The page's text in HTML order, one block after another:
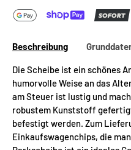
Beschreibung
Die Scheibe ist ein schönes
humorvolle Weise an das
am Steuer ist lustig und
robustem Kunststoff
befestigt werden. Zum
Einkaufswagenchips, die